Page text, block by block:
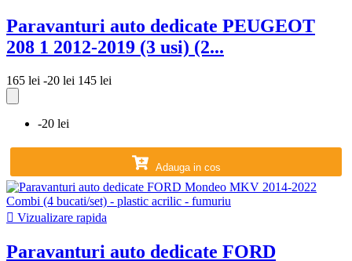
Paravanturi auto dedicate PEUGEOT
208 1 2012-2019 (3 usi) (2...
165 lei -20 lei 145 lei
-20 lei
Adauga in cos
 Vizualizare rapida
Paravanturi auto dedicate FORD